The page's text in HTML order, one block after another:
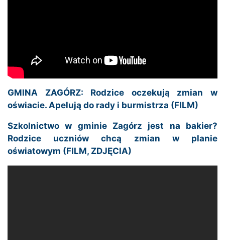
GMINA ZAGÓRZ: Rodzice oczekują zmian w
oświacie. Apelują do rady i burmistrza (FILM)
Szkolnictwo w gminie Zagórz jest na bakier?
Rodzice uczniów chcą zmian w planie
oświatowym (FILM, ZDJĘCIA)